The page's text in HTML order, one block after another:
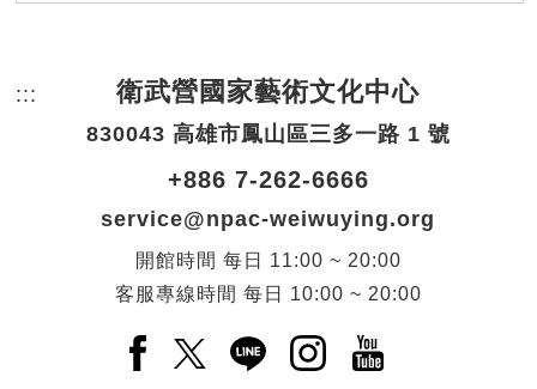
::: 頁尾網站資訊。
衛武營國家藝術文化中心
830043 高雄市鳳山區三多一路 1 號
+886 7-262-6666
service@npac-weiwuying.org
開館時間 每日
11:00 ~ 20:00
客服專線時間 每日 10:00 ~ 20:00
Facebook(另開新視窗)
X(另開新視窗)
LINE(另開新視窗)
Instagram(另開新視
YouTube(另開